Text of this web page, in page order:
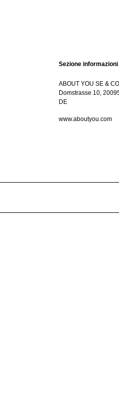
Sezione
ABOUT YOU SE &
Domstrasse 10,
DE
www.aboutyou.com